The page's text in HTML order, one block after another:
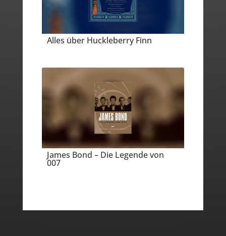
Alles über Huckleberry Finn
James Bond – Die Legende von
007